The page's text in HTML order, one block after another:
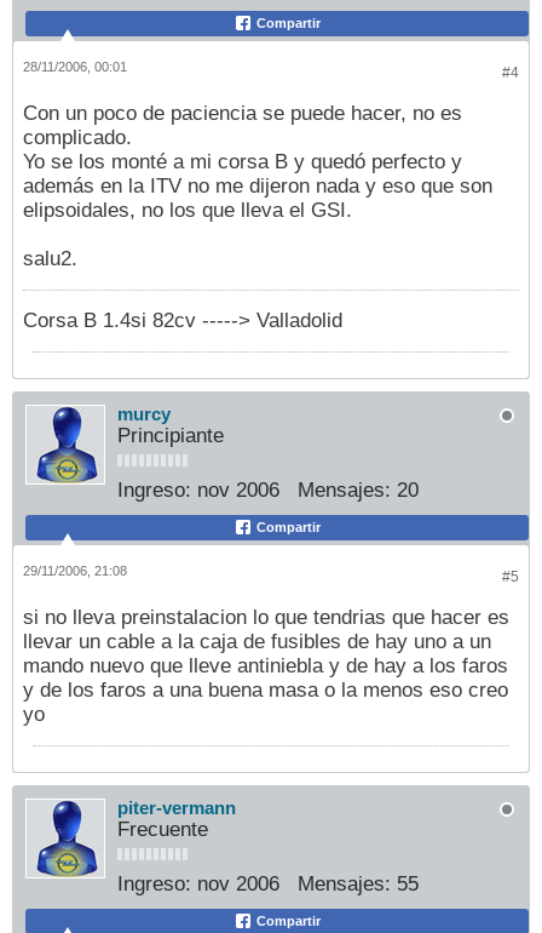
Compartir
#4
28/11/2006, 00:01
Con un poco de paciencia se puede hacer, no es
complicado.
Yo se los monté a mi corsa B y quedó perfecto y
además en la ITV no me dijeron nada y eso que son
elipsoidales, no los que lleva el GSI.
salu2.
Corsa B 1.4si 82cv -----> Valladolid
murcy
Principiante
Ingreso: nov 2006 Mensajes: 20
Compartir
#5
29/11/2006, 21:08
si no lleva preinstalacion lo que tendrias que hacer es
llevar un cable a la caja de fusibles de hay uno a un
mando nuevo que lleve antiniebla y de hay a los faros
y de los faros a una buena masa o la menos eso creo
yo
piter-vermann
Frecuente
Ingreso: nov 2006 Mensajes: 55
Compartir